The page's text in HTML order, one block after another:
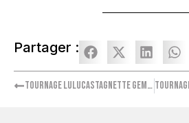
Partager :
Tournage LuluCastagnette GEMO avec Alizée et sa fille Annily